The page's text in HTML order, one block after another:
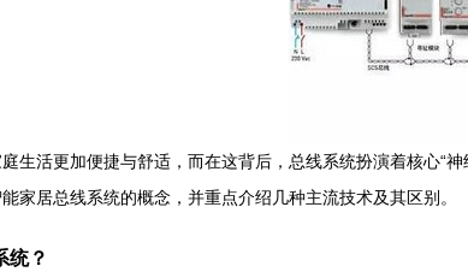
生活更加便捷与舒适，而在这背后，总线系统扮演着核心“
家居总线系统的概念，并重点介绍几种主流技术及其区别。
统？